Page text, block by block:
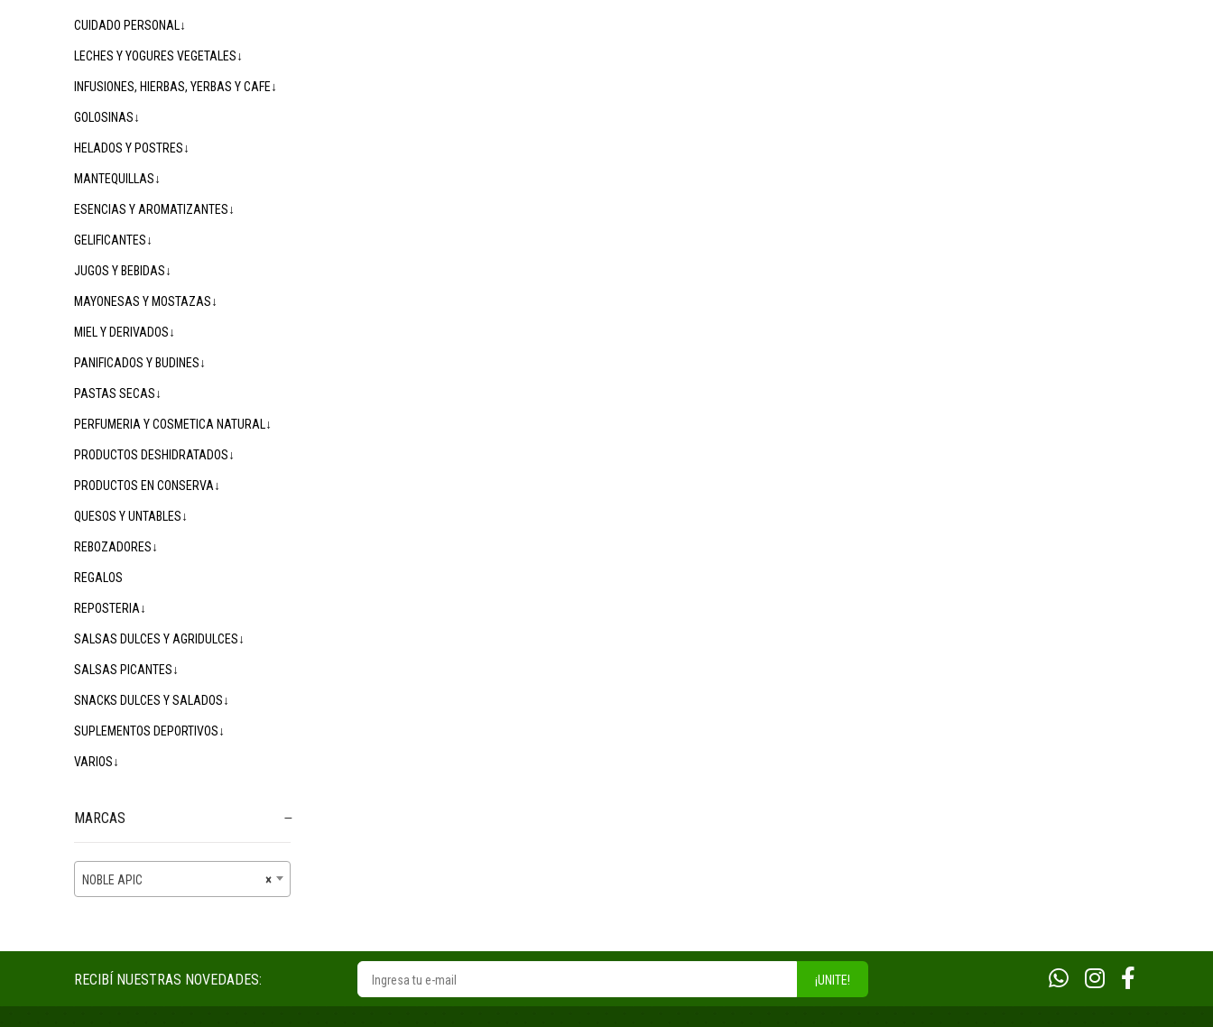
CUIDADO PERSONAL↓
LECHES Y YOGURES VEGETALES↓
INFUSIONES, HIERBAS, YERBAS Y CAFE↓
GOLOSINAS↓
HELADOS Y POSTRES↓
MANTEQUILLAS↓
ESENCIAS Y AROMATIZANTES↓
GELIFICANTES↓
JUGOS Y BEBIDAS↓
MAYONESAS Y MOSTAZAS↓
MIEL Y DERIVADOS↓
PANIFICADOS Y BUDINES↓
PASTAS SECAS↓
PERFUMERIA Y COSMETICA NATURAL↓
PRODUCTOS DESHIDRATADOS↓
PRODUCTOS EN CONSERVA↓
QUESOS Y UNTABLES↓
REBOZADORES↓
REGALOS
REPOSTERIA↓
SALSAS DULCES Y AGRIDULCES↓
SALSAS PICANTES↓
SNACKS DULCES Y SALADOS↓
SUPLEMENTOS DEPORTIVOS↓
VARIOS↓
MARCAS
×
NOBLE APIC
RECIBÍ NUESTRAS NOVEDADES: ¡UNITE!